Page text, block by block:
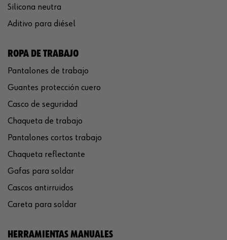
Silicona neutra
Aditivo para diésel
ROPA DE TRABAJO
Pantalones de trabajo
Guantes protección cuero
Casco de seguridad
Chaqueta de trabajo
Pantalones cortos trabajo
Chaqueta reflectante
Gafas para soldar
Cascos antirruidos
Careta para soldar
HERRAMIENTAS MANUALES